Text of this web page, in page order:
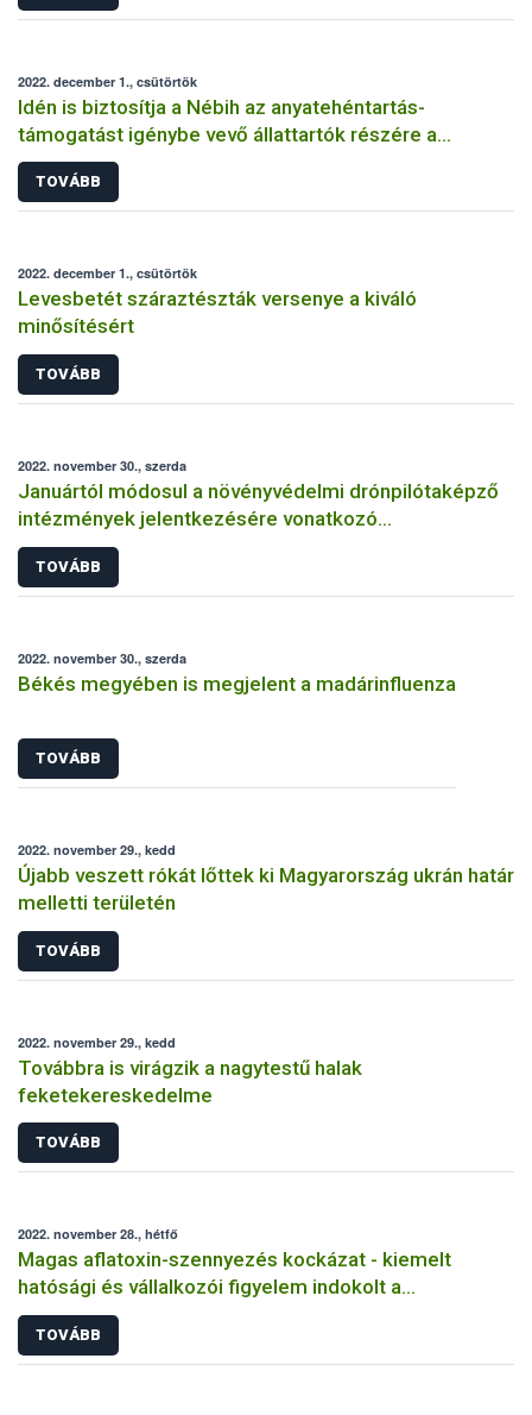
2022. december 1., csütörtök
Idén is biztosítja a Nébih az anyatehéntartás-
támogatást igénybe vevő állattartók részére a
szaporítási események előremenő bejelentését
TOVÁBB
2022. december 1., csütörtök
Levesbetét száraztészták versenye a kiváló
minősítésért
TOVÁBB
2022. november 30., szerda
Januártól módosul a növényvédelmi drónpilótaképző
intézmények jelentkezésére vonatkozó
feltételrendszer és eljárásrend
TOVÁBB
2022. november 30., szerda
Békés megyében is megjelent a madárinfluenza
TOVÁBB
2022. november 29., kedd
Újabb veszett rókát lőttek ki Magyarország ukrán határ
melletti területén
TOVÁBB
2022. november 29., kedd
Továbbra is virágzik a nagytestű halak
feketekereskedelme
TOVÁBB
2022. november 28., hétfő
Magas aflatoxin-szennyezés kockázat - kiemelt
hatósági és vállalkozói figyelem indokolt a
takarmányoknál, tej és tejtermékeknél
TOVÁBB